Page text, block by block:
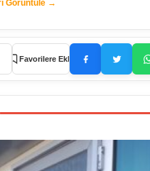
Görüntüle →
Favorilere Ekle